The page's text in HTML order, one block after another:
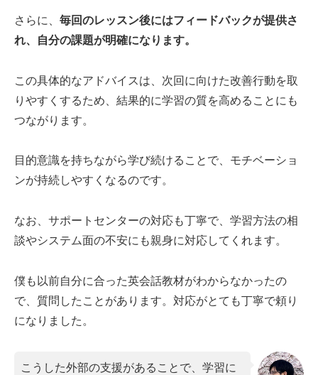
さらに、 毎回のレッスン後にはフィードバックが提供さ
れ、自分の課題が明確になります。
この具体的なアドバイスは、次回に向けた改善行動を取
りやすくするため、結果的に学習の質を高めることにも
つながります。
目的意識を持ちながら学び続けることで、モチベーショ
ンが持続しやすくなるのです。
なお、サポートセンターの対応も丁寧で、学習方法の相
談やシステム面の不安にも親身に対応してくれます。
僕も以前自分に合った英会話教材がわからなかったの
で、質問したことがあります。対応がとても丁寧で頼り
になりました。
こうした外部の支援があることで、学習に